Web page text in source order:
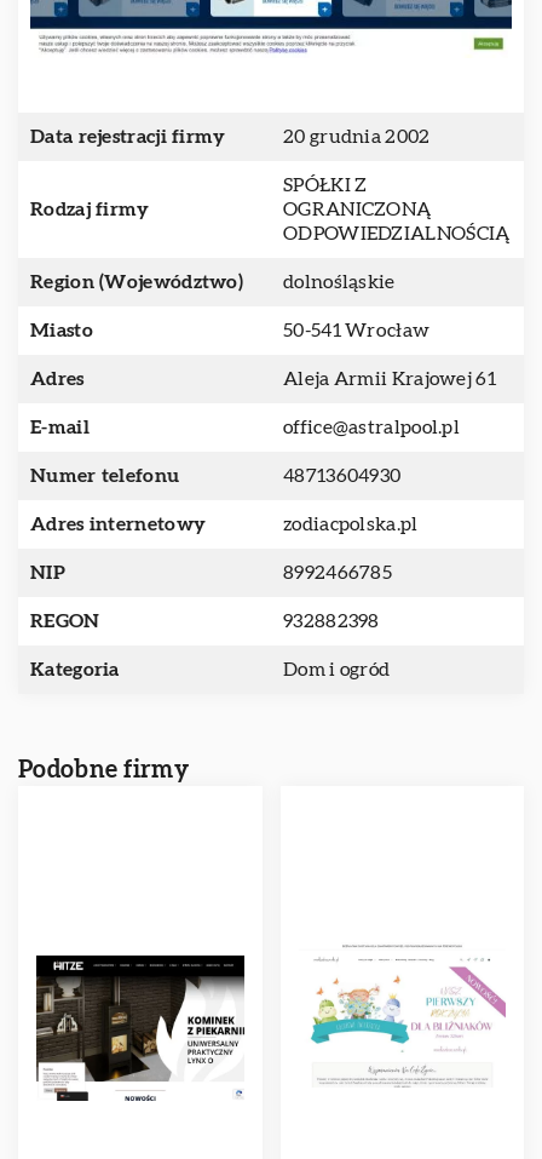
Data rejestracji firmy 20 grudnia 2002
Rodzaj firmy
SPÓŁKI Z
OGRANICZONĄ
ODPOWIEDZIALNOŚCIĄ
Region (Województwo) dolnośląskie
Miasto 50-541 Wrocław
Adres Aleja Armii Krajowej 61
E-mail office@astralpool.pl
Numer telefonu 48713604930
Adres internetowy zodiacpolska.pl
NIP 8992466785
REGON 932882398
Kategoria Dom i ogród
Podobne firmy